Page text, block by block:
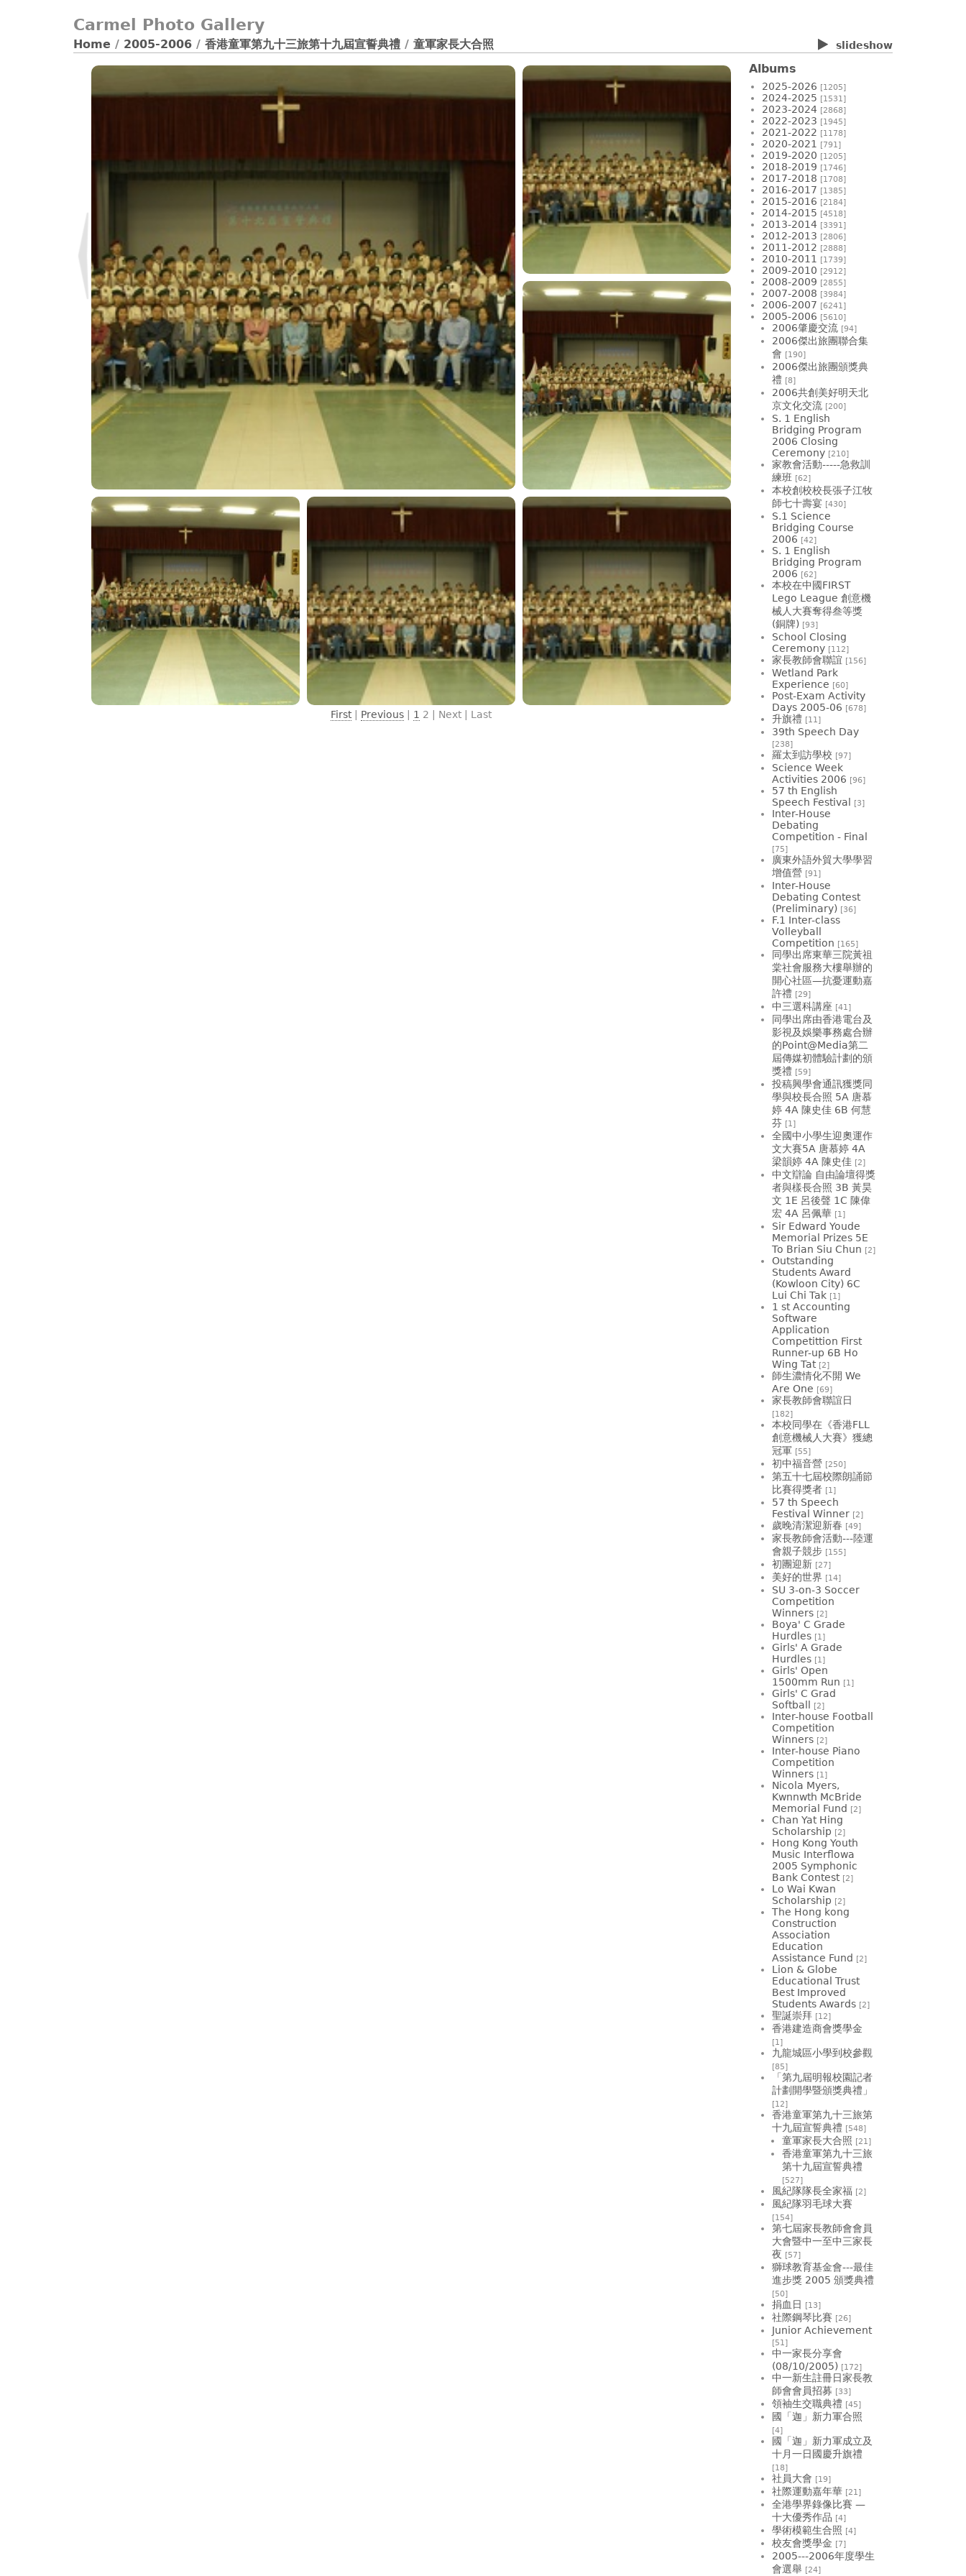
Carmel Photo Gallery
slideshow
Home / 2005-2006 / 香港童軍第九十三旅第十九屆宣誓典禮 / 童軍家長大合照
First| Previous | 1 2 | Next | Last
Albums
2025-2026 [1205]
2024-2025 [1531]
2023-2024 [2868]
2022-2023 [1945]
2021-2022 [1178]
2020-2021 [791]
2019-2020 [1205]
2018-2019 [1746]
2017-2018 [1708]
2016-2017 [1385]
2015-2016 [2184]
2014-2015 [4518]
2013-2014 [3391]
2012-2013 [2806]
2011-2012 [2888]
2010-2011 [1739]
2009-2010 [2912]
2008-2009 [2855]
2007-2008 [3984]
2006-2007 [6241]
2005-2006 [5610]
2006肇慶交流 [94]
2006傑出旅團聯合集
會 [190]
2006傑出旅團頒獎典
禮 [8]
2006共創美好明天北
京文化交流 [200]
S. 1 English
Bridging Program
2006 Closing
Ceremony [210]
家教會活動-----急救訓
練班 [62]
本校創校校長張子江牧
師七十壽宴 [430]
S.1 Science
Bridging Course
2006 [42]
S. 1 English
Bridging Program
2006 [62]
本校在中國FIRST
Lego League 創意機
械人大賽奪得叁等獎
(銅牌) [93]
School Closing
Ceremony [112]
家長教師會聯誼 [156]
Wetland Park
Experience [60]
Post-Exam Activity
Days 2005-06 [678]
升旗禮 [11]
39th Speech Day
[238]
羅太到訪學校 [97]
Science Week
Activities 2006 [96]
57 th English
Speech Festival [3]
Inter-House
Debating
Competition - Final
[75]
廣東外語外貿大學學習
增值營 [91]
Inter-House
Debating Contest
(Preliminary) [36]
F.1 Inter-class
Volleyball
Competition [165]
同學出席東華三院黃祖
棠社會服務大樓舉辦的
開心社區—抗憂運動嘉
許禮 [29]
中三選科講座 [41]
同學出席由香港電台及
影視及娛樂事務處合辦
的Point@Media第二
屆傳媒初體驗計劃的頒
獎禮 [59]
投稿興學會通訊獲獎同
學與校長合照 5A 唐慕
婷 4A 陳史佳 6B 何慧
芬 [1]
全國中小學生迎奧運作
文大賽5A 唐慕婷 4A
梁韻婷 4A 陳史佳 [2]
中文辯論 自由論壇得獎
者與樣長合照 3B 黃昊
文 1E 呂後聲 1C 陳偉
宏 4A 呂佩華 [1]
Sir Edward Youde
Memorial Prizes 5E
To Brian Siu Chun [2]
Outstanding
Students Award
(Kowloon City) 6C
Lui Chi Tak [1]
1 st Accounting
Software
Application
Competittion First
Runner-up 6B Ho
Wing Tat [2]
師生濃情化不開 We
Are One [69]
家長教師會聯誼日
[182]
本校同學在《香港FLL
創意機械人大賽》獲總
冠軍 [55]
初中福音營 [250]
第五十七屆校際朗誦節
比賽得獎者 [1]
57 th Speech
Festival Winner [2]
歲晚清潔迎新春 [49]
家長教師會活動---陸運
會親子競步 [155]
初團迎新 [27]
美好的世界 [14]
SU 3-on-3 Soccer
Competition
Winners [2]
Boya' C Grade
Hurdles [1]
Girls' A Grade
Hurdles [1]
Girls' Open
1500mm Run [1]
Girls' C Grad
Softball [2]
Inter-house Football
Competition
Winners [2]
Inter-house Piano
Competition
Winners [1]
Nicola Myers,
Kwnnwth McBride
Memorial Fund [2]
Chan Yat Hing
Scholarship [2]
Hong Kong Youth
Music Interflowa
2005 Symphonic
Bank Contest [2]
Lo Wai Kwan
Scholarship [2]
The Hong kong
Construction
Association
Education
Assistance Fund [2]
Lion & Globe
Educational Trust
Best Improved
Students Awards [2]
聖誕崇拜 [12]
香港建造商會獎學金
[1]
九龍城區小學到校參觀
[85]
「第九屆明報校園記者
計劃開學暨頒獎典禮」
[12]
香港童軍第九十三旅第
十九屆宣誓典禮 [548]
童軍家長大合照 [21]
香港童軍第九十三旅
第十九屆宣誓典禮
[527]
風紀隊隊長全家福 [2]
風紀隊羽毛球大賽
[154]
第七屆家長教師會會員
大會暨中一至中三家長
夜 [57]
獅球教育基金會---最佳
進步獎 2005 頒獎典禮
[50]
捐血日 [13]
社際鋼琴比賽 [26]
Junior Achievement
[51]
中一家長分享會
(08/10/2005) [172]
中一新生註冊日家長教
師會會員招募 [33]
領袖生交職典禮 [45]
國「迦」新力軍合照
[4]
國「迦」新力軍成立及
十月一日國慶升旗禮
[18]
社員大會 [19]
社際運動嘉年華 [21]
全港學界錄像比賽 —
十大優秀作品 [4]
學術模範生合照 [4]
校友會獎學金 [7]
2005---2006年度學生
會選舉 [24]